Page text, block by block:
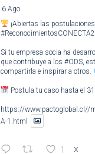
6 Ago
¡Abiertas las
Si tu empresa socia ha
que contribuye a los #ODS,
compartirla e inspirar a otros.
Postula tu caso hasta el
https://www.pactoglobal.cl//
A-1.html
1 X